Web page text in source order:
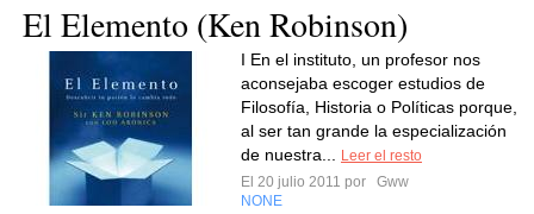
El Elemento (Ken Robinson)
I En el instituto, un profesor nos
aconsejaba escoger estudios de
Filosofía, Historia o Políticas porque,
al ser tan grande la especialización
de nuestra...
Leer el resto
El 20 julio 2011 por
Gww
NONE